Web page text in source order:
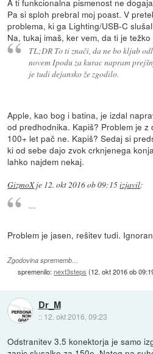
Pa si sploh prebral moj poast. V
problema, ki ga Lighting/USB-C
Na, tukaj imaš, ker vem, da ti je
TL;DR To ti znači, da ne bo kljub
novem Ipodu za kurac napram
je tudi dejansko že zgodilo.
Apple, kao bog i batina, je izdal
od predhodnika. Kapiš? Problem je
100+ let pač ne. Kapiš? Sedaj si
ki od sebe dajo zvok crknjenega
lahko najdem nekaj.
GizmoXje 12. okt 2016 ob 09:15izjavil:
....
Problem je jasen, rešitev tudi.
Zgodovina sprememb…
spremenilo:next3steps (12. okt 2016 ob
Dr_M
:: 12. okt 2016, 09:23
Odstranitev 3.5 konektorja je samo